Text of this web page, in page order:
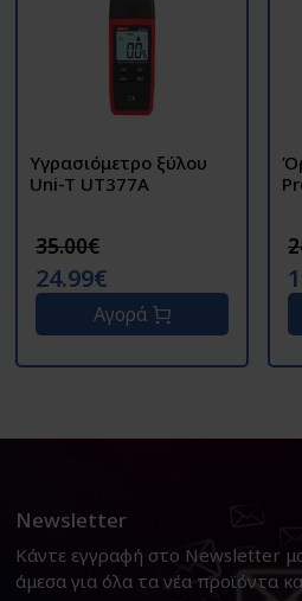
Υγρασιόμετρο ξύλου
Uni-T UT377A
35.00€
24.99€
Αγορά
Newsletter
Κάντε εγγραφή στο Newsletter
άμεσα για όλα τα νέα προϊόντα